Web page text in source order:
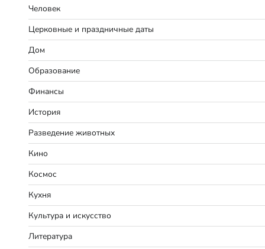
Человек
Церковные и праздничные даты
Дом
Образование
Финансы
История
Разведение животных
Кино
Космос
Кухня
Культура и искусство
Литература